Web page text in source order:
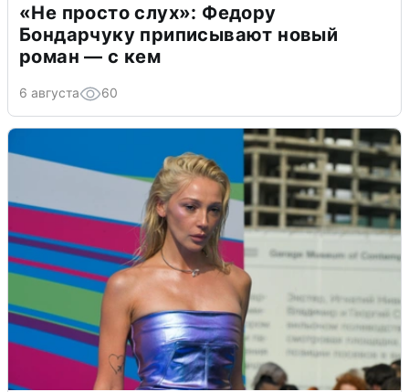
«Не просто слух»: Федору
Бондарчуку приписывают новый
роман — с кем
6 августа 60